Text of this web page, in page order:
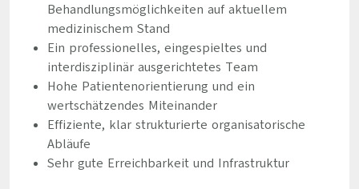
Behandlungsmöglichkeiten auf aktuellem
medizinischem Stand
Ein professionelles, eingespieltes und
interdisziplinär ausgerichtetes Team
Hohe Patientenorientierung und ein
wertschätzendes Miteinander
Effiziente, klar strukturierte organisatorische
Abläufe
Sehr gute Erreichbarkeit und Infrastruktur